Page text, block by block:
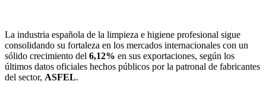
La industria española de la limpieza e higiene profesional sigue
consolidando su fortaleza en los mercados internacionales con un
sólido crecimiento del 6,12% en sus exportaciones, según los
últimos datos oficiales hechos públicos por la patronal de fabricantes
del sector, ASFEL.